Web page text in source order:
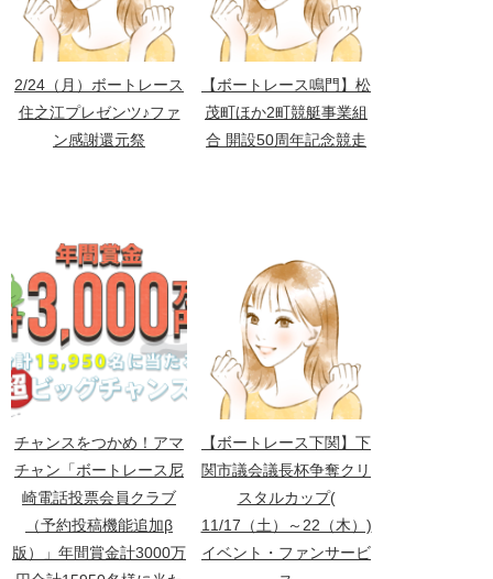
2/24（月）ボートレース
住之江プレゼンツ♪ファ
ン感謝還元祭
【ボートレース鳴門】松
茂町ほか2町競艇事業組
合 開設50周年記念競走
チャンスをつかめ！アマ
チャン「ボートレース尼
崎電話投票会員クラブ
（予約投稿機能追加β
版）」年間賞金計3000万
【ボートレース下関】下
関市議会議長杯争奪クリ
スタルカップ(
11/17（土）～22（木）)
イベント・ファンサービ